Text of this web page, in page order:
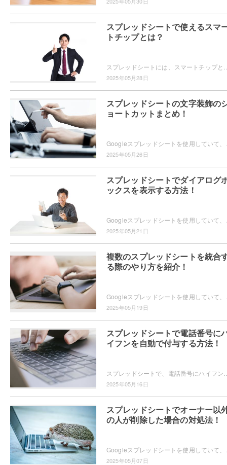
スプレッドシートで使えるスマ
トチップとは？
2025年05月28日
スプレッドシートの文字装飾の
ョートカットまとめ！
2025年05月26日
スプレッドシートでダイアログ
ックスを表示する方法！
2025年05月21日
複数のスプレッドシートを統合
る際のやり方を紹介！
2025年05月19日
スプレッドシートで電話番号に
イフンを自動で付与する方法！
2025年05月16日
スプレッドシートでオーナー以
の人が削除した場合の対処法！
2025年05月07日